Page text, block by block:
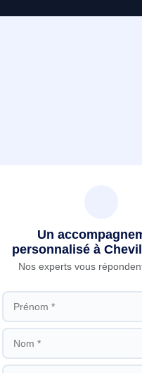
Un
personnalisé à
Nos experts vous